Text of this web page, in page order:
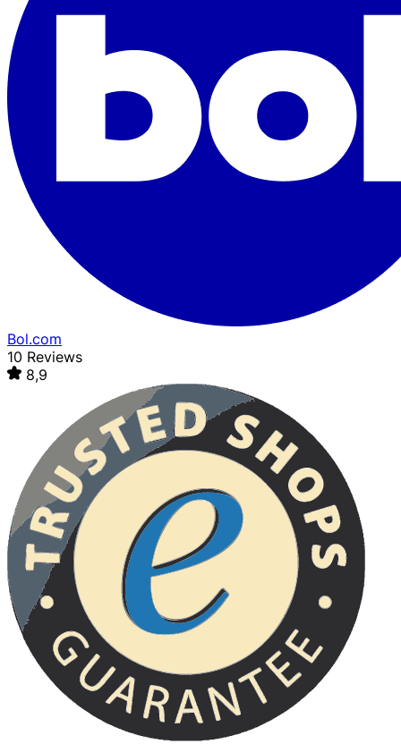
Bol.com
10 Reviews
8,9